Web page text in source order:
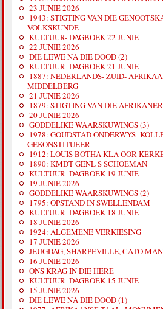
23 JUNIE 2026
1943: STIGTING VAN DIE
VOLKSKUNDE
KULTUUR- DAGBOEK 22 JUNIE
22 JUNIE 2026
DIE LEWE NA DIE DOOD (2)
KULTUUR- DAGBOEK 21 JUNIE
1887: NEDERLANDS- ZUID-
MIDDELBERG
21 JUNIE 2026
1879: STIGTING VAN DIE
20 JUNIE 2026
GODDELIKE WAARSKUWINGS (3)
1978: GOUDSTAD ONDERWYS-
GEKONSTITUEER
1912: LOUIS BOTHA KLA OOR
1890: KMDT-GENL S SCHOEMAN
KULTUUR- DAGBOEK 19 JUNIE
19 JUNIE 2026
GODDELIKE WAARSKUWINGS (2)
1795: OPSTAND IN SWELLENDAM
KULTUUR- DAGBOEK 18 JUNIE
18 JUNIE 2026
1924: ALGEMENE VERKIESING
17 JUNIE 2026
JEUGDAG, SHARPEVILLE, CATO
16 JUNIE 2026
ONS KRAG IN DIE HERE
KULTUUR- DAGBOEK 15 JUNIE
15 JUNIE 2026
DIE LEWE NA DIE DOOD (1)